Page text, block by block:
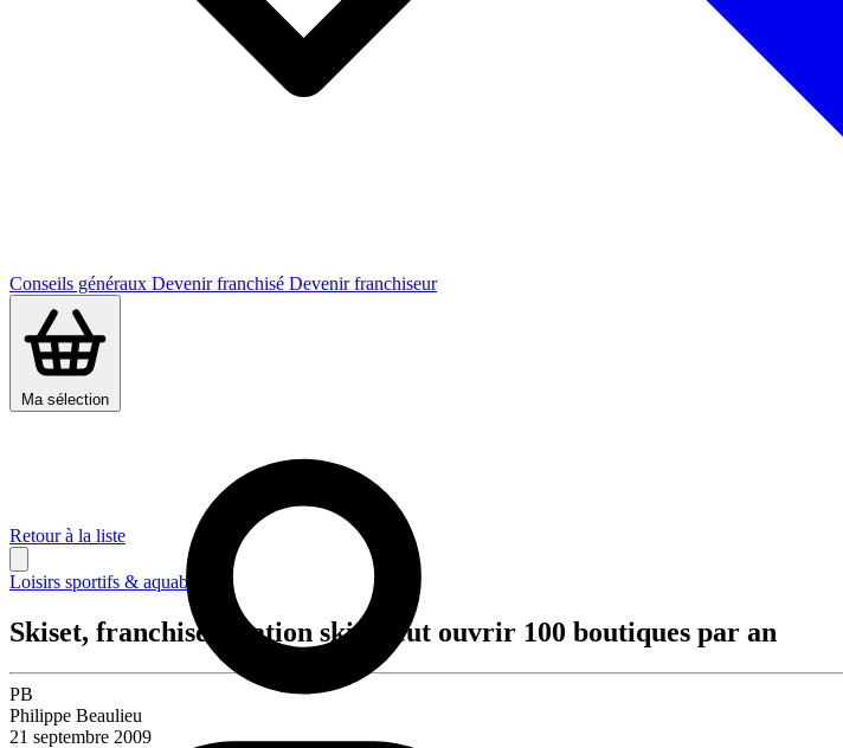
Conseils généraux Devenir franchisé Devenir franchiseur
Ma sélection
Retour à la liste
Loisirs sportifs & aquabiking
Skiset, franchise location skis, veut ouvrir 100 boutiques par an
PB
Philippe Beaulieu
21 septembre 2009